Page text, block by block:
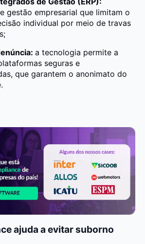
gestão empresarial que limitam o
individual por meio de travas
a tecnologia permite a
seguras e
que garantem o anonimato do
ajuda a evitar suborno